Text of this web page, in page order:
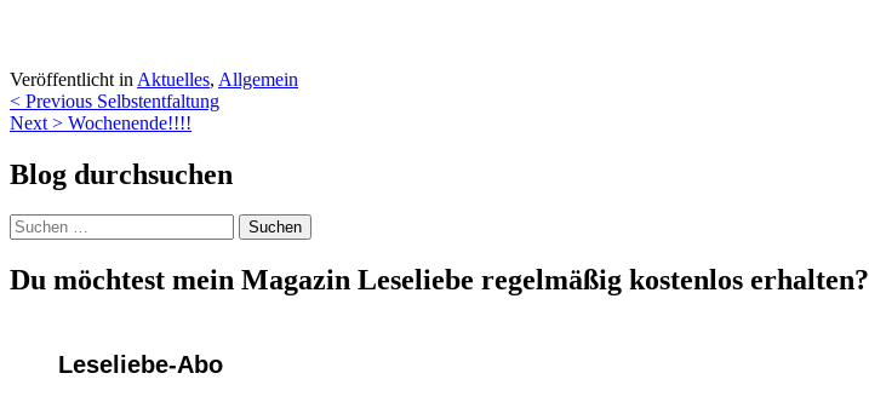
Veröffentlicht in Aktuelles, Allgemein
Beitragsnavigation
< Previous Selbstentfaltung
Next > Wochenende!!!!
Blog durchsuchen
Suchen
nach:
Du möchtest mein Magazin Leseliebe regelmäßig kostenlos erhalten?
Leseliebe-Abo